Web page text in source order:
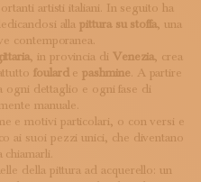
artisti italiani. In seguito ha
alla pittura su stoffa, una
contemporanea.
, in provincia di Venezia, crea
foulard epashmine. A partire
ogni dettaglio e ogni fase di
manuale.
e motivi particolari, o con versi e
ai suoi pezzi unici, che diventano
chiamarli.
della pittura ad acquerello: un